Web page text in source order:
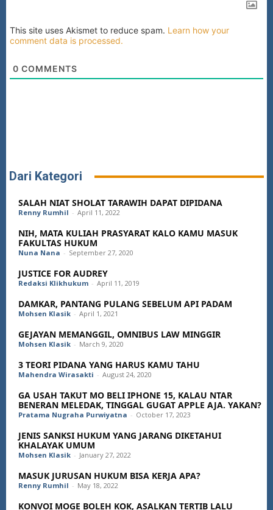
This site uses Akismet to reduce spam. Learn how your
comment data is processed.
0 COMMENTS
Dari Kategori
SALAH NIAT SHOLAT TARAWIH DAPAT DIPIDANA
Renny Rumhil - April 11, 2022
NIH, MATA KULIAH PRASYARAT KALO KAMU MASUK
FAKULTAS HUKUM
Nuna Nana - September 27, 2020
JUSTICE FOR AUDREY
Redaksi Klikhukum - April 11, 2019
DAMKAR, PANTANG PULANG SEBELUM API PADAM
Mohsen Klasik - April 1, 2021
GEJAYAN MEMANGGIL, OMNIBUS LAW MINGGIR
Mohsen Klasik - March 9, 2020
3 TEORI PIDANA YANG HARUS KAMU TAHU
Mahendra Wirasakti - August 24, 2020
GA USAH TAKUT MO BELI IPHONE 15, KALAU NTAR
BENERAN MELEDAK, TINGGAL GUGAT APPLE AJA. YAKAN?
Pratama Nugraha Purwiyatna - October 17, 2023
JENIS SANKSI HUKUM YANG JARANG DIKETAHUI
KHALAYAK UMUM
Mohsen Klasik - January 27, 2022
MASUK JURUSAN HUKUM BISA KERJA APA?
Renny Rumhil - May 18, 2022
KONVOI MOGE BOLEH KOK, ASALKAN TERTIB LALU